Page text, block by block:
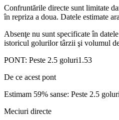
Confruntările directe sunt limitate
în repriza a doua. Datele estimate
Absenţe nu sunt specificate în
istoricul golurilor târzii şi volumul
PONT: Peste 2.5 goluri1.53
De ce acest pont
Estimam 59% sanse: Peste 2.5
Meciuri directe